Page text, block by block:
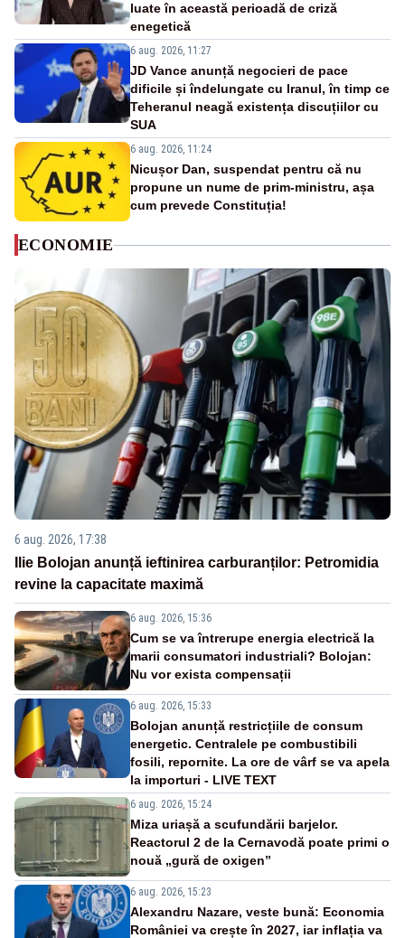
luate în această perioadă de criză
enegetică
6 aug. 2026, 11:27
JD Vance anunță negocieri de pace
dificile și îndelungate cu Iranul, în timp ce
Teheranul neagă existența discuțiilor cu
SUA
6 aug. 2026, 11:24
Nicușor Dan, suspendat pentru că nu
propune un nume de prim-ministru, așa
cum prevede Constituția!
ECONOMIE
6 aug. 2026, 17:38
Ilie Bolojan anunță ieftinirea carburanților: Petromidia
revine la capacitate maximă
6 aug. 2026, 15:36
Cum se va întrerupe energia electrică la
marii consumatori industriali? Bolojan:
Nu vor exista compensații
6 aug. 2026, 15:33
Bolojan anunță restricțiile de consum
energetic. Centralele pe combustibili
fosili, repornite. La ore de vârf se va apela
la importuri - LIVE TEXT
6 aug. 2026, 15:24
Miza uriașă a scufundării barjelor.
Reactorul 2 de la Cernavodă poate primi o
nouă „gură de oxigen”
6 aug. 2026, 15:23
Alexandru Nazare, veste bună: Economia
României va crește în 2027, iar inflația va